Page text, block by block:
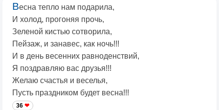
Весна тепло нам подарила,
И холод, прогоняя прочь,
Зеленой кистью сотворила,
Пейзаж, и занавес, как ночь!!!
И в день весенних равноденствий,
Я поздравляю вас друзья!!!
Желаю счастья и веселья,
Пусть праздником будет весна!!!
36